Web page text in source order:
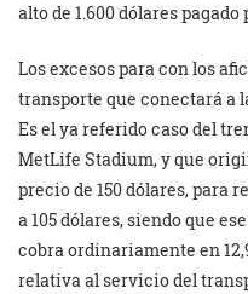
alto de 1.600 dólares
Los excesos para con los
transporte que conectará a
Es el ya referido caso del
MetLife Stadium, y que
precio de 150 dólares, para
a 105 dólares, siendo que
cobra ordinariamente en
relativa al servicio del